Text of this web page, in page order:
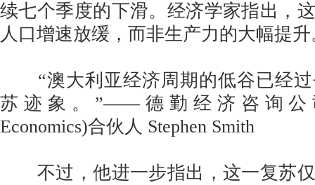
续七个季度的下滑。经济学家指出，
人口增速放缓，而非生产力的大幅提升
“澳大利亚经济周期的低谷已经过
苏迹象。”——德勤经济咨询公司
Economics)合伙人 Stephen Smith
不过，他进一步指出，这一复苏仅